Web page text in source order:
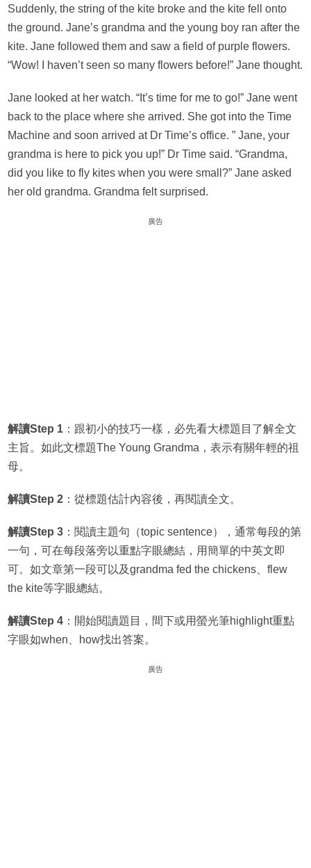
Suddenly, the string of the kite broke and the kite fell onto
the ground. Jane’s grandma and the young boy ran after the
kite. Jane followed them and saw a field of purple flowers.
“Wow! I haven’t seen so many flowers before!” Jane thought.
Jane looked at her watch. “It’s time for me to go!” Jane went
back to the place where she arrived. She got into the Time
Machine and soon arrived at Dr Time’s office. ” Jane, your
grandma is here to pick you up!” Dr Time said. “Grandma,
did you like to fly kites when you were small?” Jane asked
her old grandma. Grandma felt surprised.
廣告
解讀Step 1：跟初小的技巧一樣，必先看大標題目了解全文
主旨。如此文標題The Young Grandma，表示有關年輕的祖
母。
解讀Step 2：從標題估計內容後，再閱讀全文。
解讀Step 3：閱讀主題句（topic sentence），通常每段的第
一句，可在每段落旁以重點字眼總結，用簡單的中英文即
可。如文章第一段可以及grandma fed the chickens、flew
the kite等字眼總結。
解讀Step 4：開始閱讀題目，間下或用螢光筆highlight重點
字眼如when、how找出答案。
廣告